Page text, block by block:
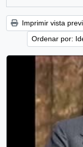
Imprimir vista
Ordenar por: